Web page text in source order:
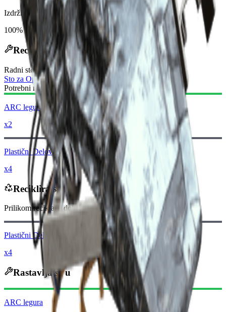
Izdržljivost:
100%
Recept za izradu
Radni stolovi:
Sto za Opremu,Radni Sto
Potrebni materijali:
ARC legura
x2
Plastični Delovi
x4
Reciklira se u
Prilikom reciklaže dobićete -400 manje Rejder novčića
Plastični Delovi
x4
Rastavlja se u
ARC legura